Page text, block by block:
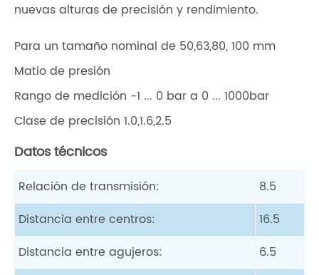
nuevas alturas de precisión y rendimiento.
Para un tamaño nominal de 50,63,80, 100 mm
Matio de presión
Rango de medición -1 ... 0 bar a 0 ... 1000bar
Clase de precisión 1.0,1.6,2.5
Datos técnicos
Relación de transmisión:
8.5
Distancia entre centros:
16.5
Distancia entre agujeros:
6.5